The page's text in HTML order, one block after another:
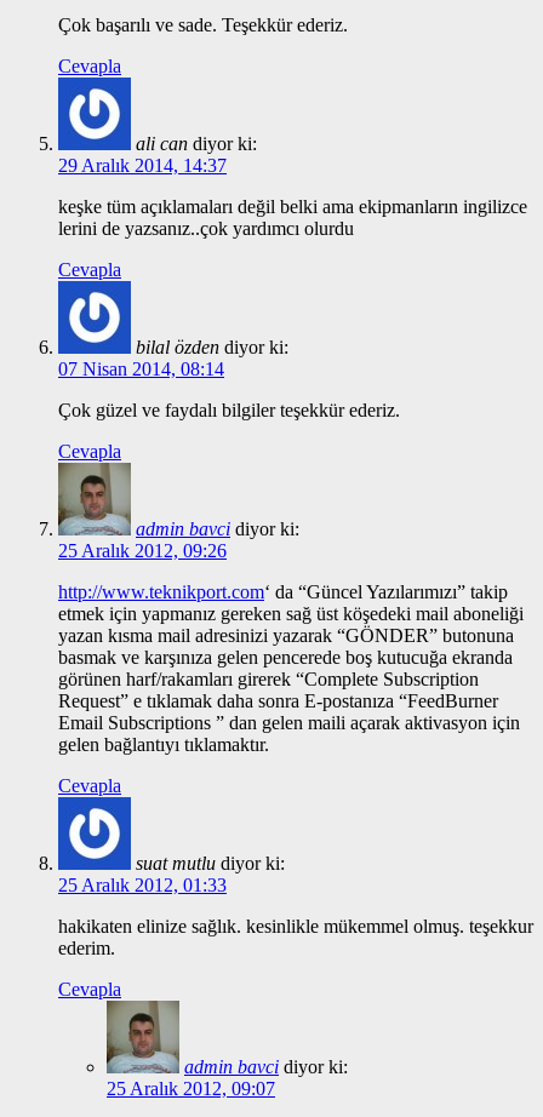
Çok başarılı ve sade. Teşekkür ederiz.
Cevapla
ali can diyor ki:
29 Aralık 2014, 14:37
keşke tüm açıklamaları değil belki ama ekipmanların ingilizce
lerini de yazsanız..çok yardımcı olurdu
Cevapla
bilal özden diyor ki:
07 Nisan 2014, 08:14
Çok güzel ve faydalı bilgiler teşekkür ederiz.
Cevapla
admin bavci diyor ki:
25 Aralık 2012, 09:26
http://www.teknikport.com‘ da “Güncel Yazılarımızı” takip
etmek için yapmanız gereken sağ üst köşedeki mail aboneliği
yazan kısma mail adresinizi yazarak “GÖNDER” butonuna
basmak ve karşınıza gelen pencerede boş kutucuğa ekranda
görünen harf/rakamları girerek “Complete Subscription
Request” e tıklamak daha sonra E-postanıza “FeedBurner
Email Subscriptions ” dan gelen maili açarak aktivasyon için
gelen bağlantıyı tıklamaktır.
Cevapla
suat mutlu diyor ki:
25 Aralık 2012, 01:33
hakikaten elinize sağlık. kesinlikle mükemmel olmuş. teşekkur
ederim.
Cevapla
admin bavci diyor ki:
25 Aralık 2012, 09:07